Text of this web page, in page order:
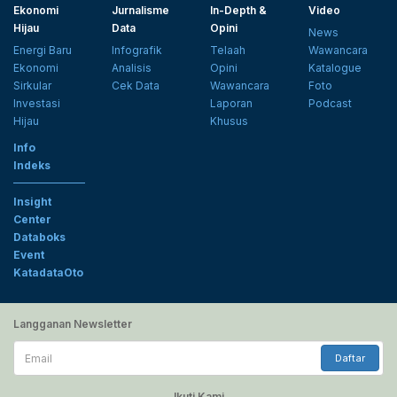
Ekonomi
Hijau
Energi Baru
Ekonomi
Sirkular
Investasi
Hijau
Jurnalisme
Data
Infografik
Analisis
Cek Data
In-Depth &
Opini
Telaah
Opini
Wawancara
Laporan
Khusus
Video
News
Wawancara
Katalogue
Foto
Podcast
Info
Indeks
Insight
Center
Databoks
Event
KatadataOto
Langganan Newsletter
Email
Daftar